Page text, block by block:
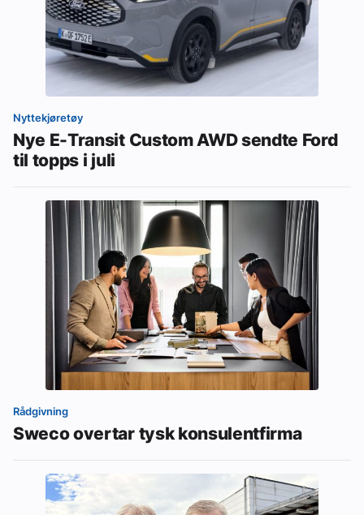
Nyttekjøretøy
Nye E-Transit Custom AWD sendte Ford
til topps i juli
Rådgivning
Sweco overtar tysk konsulentfirma